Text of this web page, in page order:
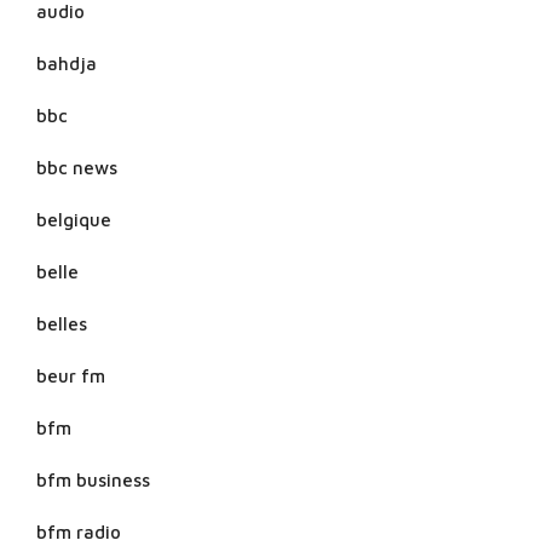
audio
bahdja
bbc
bbc news
belgique
belle
belles
beur fm
bfm
bfm business
bfm radio